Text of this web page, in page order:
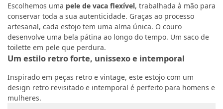
Escolhemos uma pele de vaca flexível, trabalhada à mão para
conservar toda a sua autenticidade. Graças ao processo
artesanal, cada estojo tem uma alma única. O couro
desenvolve uma bela pátina ao longo do tempo. Um saco de
toilette em pele que perdura.
Um estilo retro forte, unissexo e intemporal
Inspirado em peças retro e vintage, este estojo com um
design retro revisitado e intemporal é perfeito para homens e
mulheres.